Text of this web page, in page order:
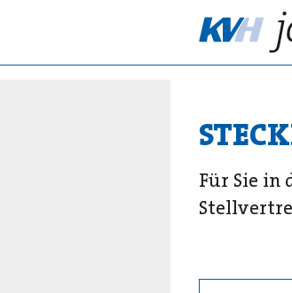
Für Sie in